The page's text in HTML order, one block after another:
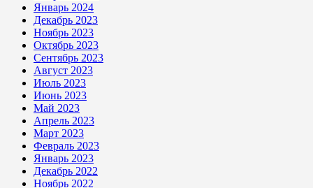
Январь 2024
Декабрь 2023
Ноябрь 2023
Октябрь 2023
Сентябрь 2023
Август 2023
Июль 2023
Июнь 2023
Май 2023
Апрель 2023
Март 2023
Февраль 2023
Январь 2023
Декабрь 2022
Ноябрь 2022